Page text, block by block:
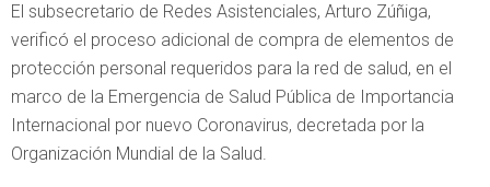
El subsecretario de Redes Asistenciales, Arturo Zúñiga,
verificó el proceso adicional de compra de elementos de
protección personal requeridos para la red de salud, en el
marco de la Emergencia de Salud Pública de Importancia
Internacional por nuevo Coronavirus, decretada por la
Organización Mundial de la Salud.